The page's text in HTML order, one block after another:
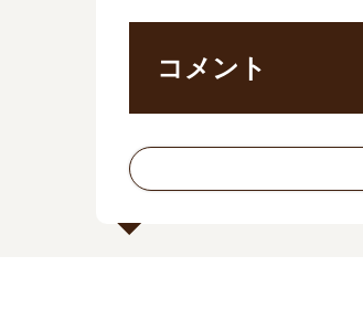
コメント